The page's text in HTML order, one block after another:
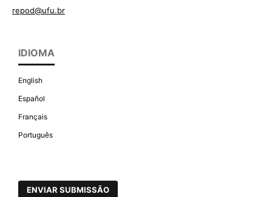
repod@ufu.br
IDIOMA
English
Español
Français
Português
ENVIAR SUBMISSÃO